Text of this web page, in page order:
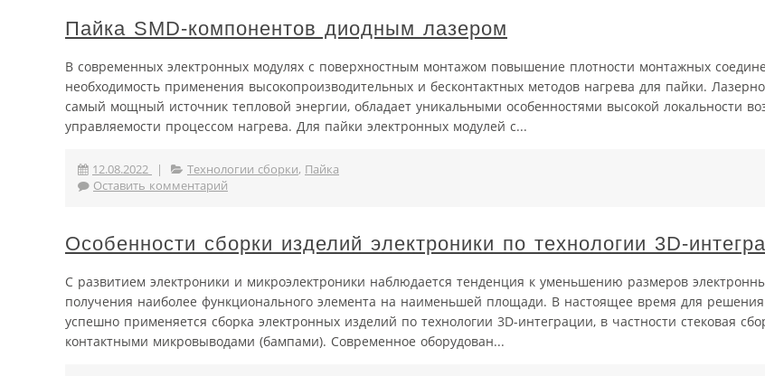
Пайка SMD-­компонентов диодным лазером
В современных электронных модулях с поверхностным монтажом повышение плотности монтажных
необходимость применения высокопроизводительных и бесконтактных методов нагрева для пайки.
самый мощный источник тепловой энергии, обладает уникальными особенностями высокой локальности
управляемости процессом нагрева. Для пайки электронных модулей с...
12.08.2022 | Технологии сборки, Пайка
Оставить комментарий
Особенности сборки изделий электроники по технологии 3D-
С развитием электроники и микроэлектроники наблюдается тенденция к уменьшению размеров
получения наиболее функционального элемента на наименьшей площади. В настоящее время для решения
успешно применяется сборка электронных изделий по технологии 3D-интеграции, в частности стековая
контактными микровыводами (бампами). Современное оборудован...